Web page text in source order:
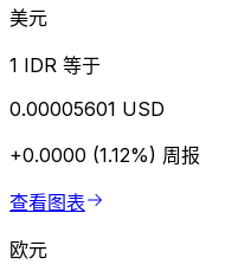
美元
1 IDR 等于
0.00005601 USD
+0.0000 (1.12%) 周报
查看图表
欧元